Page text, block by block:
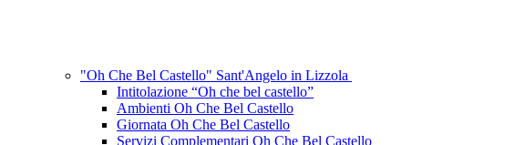
"Oh Che Bel Castello" Sant'Angelo in Lizzola
Intitolazione “Oh che bel castello”
Ambienti Oh Che Bel Castello
Giornata Oh Che Bel Castello
Servizi Complementari Oh Che Bel Castello